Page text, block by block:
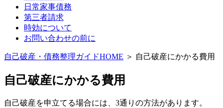
日常家事債務
第三者請求
時効について
お問い合わせの前に
自己破産・債務整理ガイドHOME ＞ 自己破産にかかる費用
自己破産にかかる費用
自己破産を申立てる場合には、3通りの方法があります。